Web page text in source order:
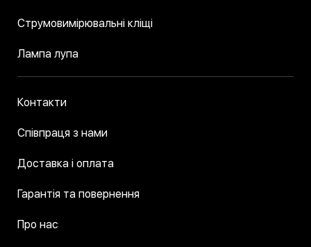
Струмовимірювальні кліщі
Лампа лупа
Контакти
Співпраця з нами
Доставка і оплата
Гарантія та повернення
Про нас